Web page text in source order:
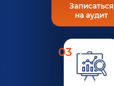
Записаться
на аудит
03